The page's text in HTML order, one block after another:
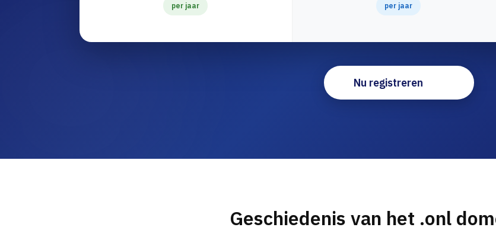
per jaar per jaar
Nu registreren
Geschiedenis van het .onl